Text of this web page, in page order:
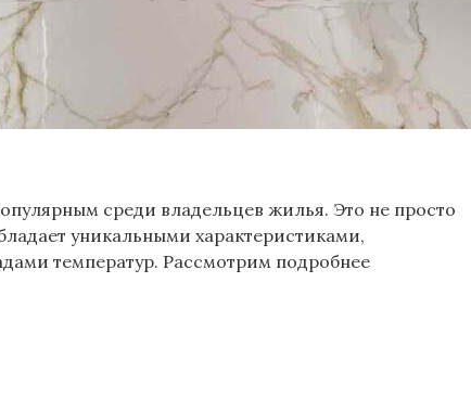
среди владельцев жилья. Это не просто
уникальными характеристиками,
температур. Рассмотрим подробнее